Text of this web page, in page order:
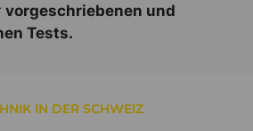
vorgeschriebenen und
Tests.
IN DER SCHWEIZ